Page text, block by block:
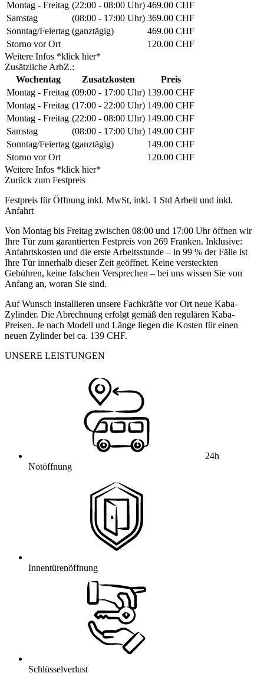
Montag - Freitag (22:00 - 08:00 Uhr) 469.00 CHF
Samstag
(08:00 - 17:00 Uhr) 369.00 CHF
Sonntag/Feiertag (ganztägig)
469.00 CHF
Storno vor Ort
120.00 CHF
Weitere Infos *klick hier*
Zusätzliche ArbZ.:
Wochentag
Zusatzkosten
Preis
Montag - Freitag (09:00 - 17:00 Uhr) 139.00 CHF
Montag - Freitag (17:00 - 22:00 Uhr) 149.00 CHF
Montag - Freitag (22:00 - 08:00 Uhr) 149.00 CHF
Samstag
(08:00 - 17:00 Uhr) 149.00 CHF
Sonntag/Feiertag (ganztägig)
149.00 CHF
Storno vor Ort
120.00 CHF
Weitere Infos *klick hier*
Zurück zum Festpreis
Festpreis für Öffnung inkl. MwSt, inkl. 1 Std Arbeit und inkl.
Anfahrt
Von Montag bis Freitag zwischen 08:00 und 17:00 Uhr öffnen wir
Ihre Tür zum garantierten Festpreis von 269 Franken. Inklusive:
Anfahrtskosten und die erste Arbeitsstunde – in 99 % der Fälle ist
Ihre Tür innerhalb dieser Zeit geöffnet. Keine versteckten
Gebühren, keine falschen Versprechen – bei uns wissen Sie von
Anfang an, woran Sie sind.
Auf Wunsch installieren unsere Fachkräfte vor Ort neue Kaba-
Zylinder. Die Abrechnung erfolgt gemäß den regulären Kaba-
Preisen. Je nach Modell und Länge liegen die Kosten für einen
neuen Zylinder bei ca. 139 CHF.
UNSERE LEISTUNGEN
24h
Notöffnung
Innentürenöffnung
Schlüsselverlust